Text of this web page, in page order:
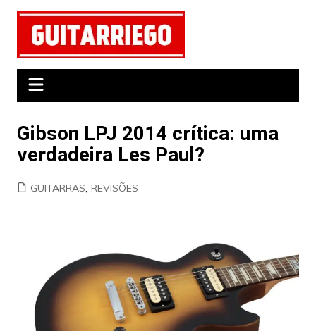
conteúdo
Gibson LPJ 2014 crítica: uma
verdadeira Les Paul?
GUITARRAS, REVISÕES